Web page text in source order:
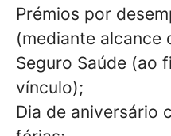
Prémios por
(mediante alcance
Seguro Saúde (ao
vínculo);
Dia de aniversário